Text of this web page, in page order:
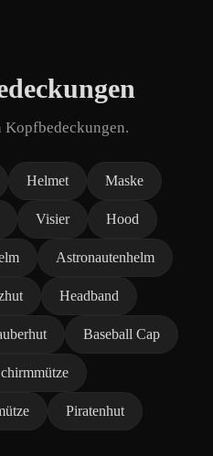
Kopfbedeckungen.
Helmet Maske
Visier Hood
Astronautenhelm
Headband
Baseball Cap
Piratenhut